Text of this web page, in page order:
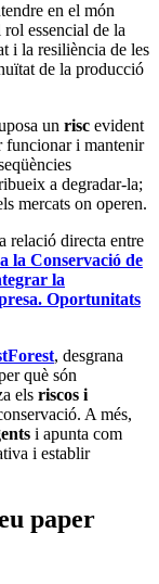
en el món
essencial de la
i la resiliència de les
de la producció
un risc evident
funcionar i mantenir
a degradar-la;
mercats on operen.
relació directa entre
la Conservació de
la
Oportunitats
, desgrana
què són
els riscos i
A més,
i apunta com
i establir
paper